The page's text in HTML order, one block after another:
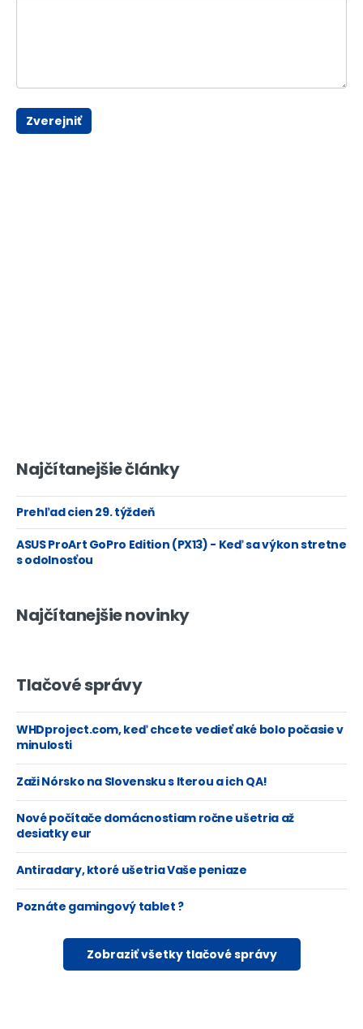
Zverejniť
Najčítanejšie články
Prehľad cien 29. týždeň
ASUS ProArt GoPro Edition (PX13) - Keď sa výkon stretne
s odolnosťou
Najčítanejšie novinky
Tlačové správy
WHDproject.com, keď chcete vedieť aké bolo počasie v
minulosti
Zaži Nórsko na Slovensku s Iterou a ich QA!
Nové počítače domácnostiam ročne ušetria až
desiatky eur
Antiradary, ktoré ušetria Vaše peniaze
Poznáte gamingový tablet ?
Zobraziť všetky tlačové správy